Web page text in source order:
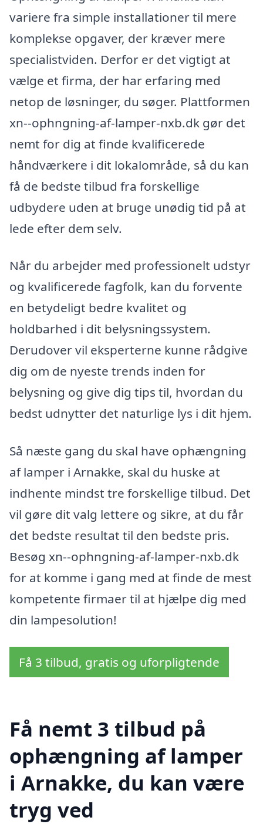
variere fra simple installationer til mere
komplekse opgaver, der kræver mere
specialistviden. Derfor er det vigtigt at
vælge et firma, der har erfaring med
netop de løsninger, du søger. Plattformen
xn--ophngning-af-lamper-nxb.dk gør det
nemt for dig at finde kvalificerede
håndværkere i dit lokalområde, så du kan
få de bedste tilbud fra forskellige
udbydere uden at bruge unødig tid på at
lede efter dem selv.
Når du arbejder med professionelt udstyr
og kvalificerede fagfolk, kan du forvente
en betydeligt bedre kvalitet og
holdbarhed i dit belysningssystem.
Derudover vil eksperterne kunne rådgive
dig om de nyeste trends inden for
belysning og give dig tips til, hvordan du
bedst udnytter det naturlige lys i dit hjem.
Så næste gang du skal have ophængning
af lamper i Arnakke, skal du huske at
indhente mindst tre forskellige tilbud. Det
vil gøre dit valg lettere og sikre, at du får
det bedste resultat til den bedste pris.
Besøg xn--ophngning-af-lamper-nxb.dk
for at komme i gang med at finde de mest
kompetente firmaer til at hjælpe dig med
din lampesolution!
Få 3 tilbud, gratis og uforpligtende
Få nemt 3 tilbud på
ophængning af lamper
i Arnakke, du kan være
tryg ved